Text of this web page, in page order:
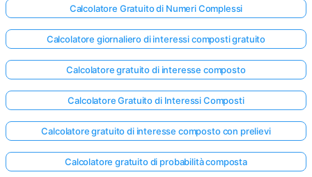
Calcolatore Gratuito di Numeri Complessi
Calcolatore giornaliero di interessi composti gratuito
Calcolatore gratuito di interesse composto
Calcolatore Gratuito di Interessi Composti
Calcolatore gratuito di interesse composto con prelievi
Calcolatore gratuito di probabilità composta